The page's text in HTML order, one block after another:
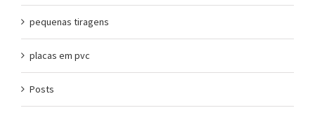
pequenas tiragens
placas em pvc
Posts